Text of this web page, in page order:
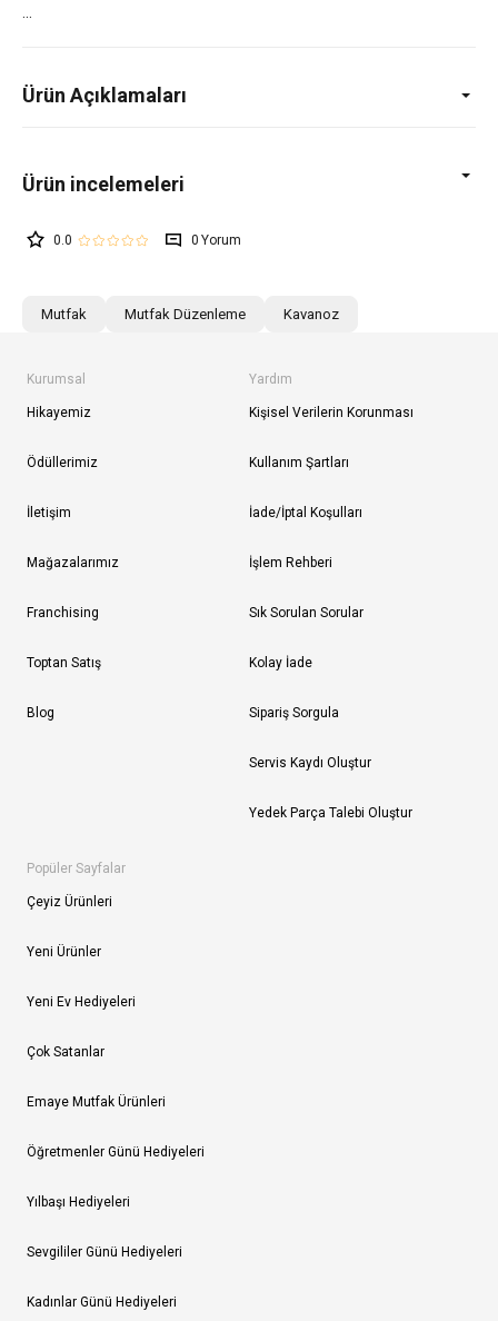
Ürün Açıklamaları
0.0 0
Mutfak Mutfak Düzenleme Kavanoz
Kurumsal
Hikayemiz
Ödüllerimiz
İletişim
Mağazalarımız
Franchising
Toptan Satış
Blog
Yardım
Kişisel Verilerin Korunması
Kullanım Şartları
İade/İptal Koşulları
İşlem Rehberi
Sık Sorulan Sorular
Kolay İade
Sipariş Sorgula
Servis Kaydı Oluştur
Yedek Parça Talebi Oluştur
Popüler Sayfalar
Çeyiz Ürünleri
Yeni Ürünler
Yeni Ev Hediyeleri
Çok Satanlar
Emaye Mutfak Ürünleri
Öğretmenler Günü Hediyeleri
Yılbaşı Hediyeleri
Sevgililer Günü Hediyeleri
Kadınlar Günü Hediyeleri